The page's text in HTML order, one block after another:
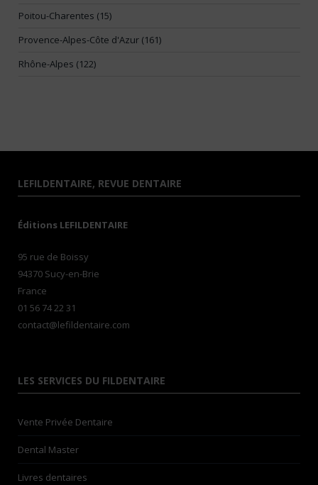
Poitou-Charentes (15)
Provence-Alpes-Côte d'Azur (161)
Rhône-Alpes (122)
LEFILDENTAIRE, REVUE DENTAIRE
Éditions LEFILDENTAIRE
95 rue de Boissy
94370 Sucy-en-Brie
France
01 56 74 22 31
contact@lefildentaire.com
LES SERVICES DU FILDENTAIRE
Vente Privée Dentaire
Dental Master
Livres dentaires